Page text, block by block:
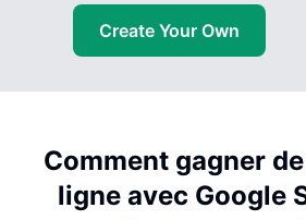
Create Your Own
Comment gagner
ligne avec Google